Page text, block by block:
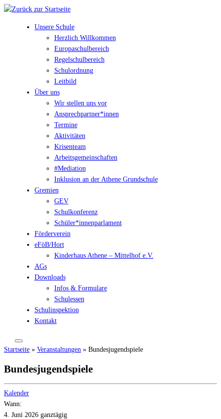
Unsere Schule
Herzlich Willkommen
Europaschulbereich
Regelschulbereich
Schulordnung
Leitbild
Über uns
Wir stellen uns vor
Ansprechpartner*innen
Termine
Aktivitäten
Krisenteam
Arbeitsgemeinschaften
#Mediation
Inklusion an der Athene Grundschule
Gremien
GEV
Schulkonferenz
Schüler*innenparlament
Förderverein
eFöB/Hort
Kinderhaus Athene – Mittelhof e.V.
AGs
Downloads
Infos & Formulare
Schulessen
Schulinspektion
Kontakt
Startseite » Veranstaltungen » Bundesjugendspiele
Bundesjugendspiele
Kalender
Wann:
4. Juni 2026 ganztägig